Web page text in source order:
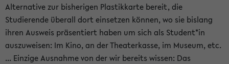
Alternative zur bisherigen Plastikkarte bereit, die
Studierende überall dort einsetzen können, wo sie bislang
ihren Ausweis präsentiert haben um sich als Student*in
auszuweisen: Im Kino, an der Theaterkasse, im Museum, etc.
... Einzige Ausnahme von der wir bereits wissen: Das